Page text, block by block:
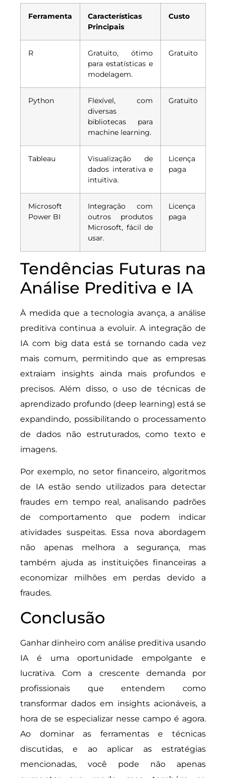
Ferramenta
Características
Principais
Custo
R
Gratuito, ótimo
para estatísticas e
modelagem.
Gratuito
Python
Flexível, com
diversas
bibliotecas para
machine learning.
Gratuito
Tableau
Visualização de
dados interativa e
intuitiva.
Licença
paga
Microsoft
Power BI
Integração com
outros produtos
Microsoft, fácil de
usar.
Licença
paga
Tendências Futuras na
Análise Preditiva e IA
À medida que a tecnologia avança, a análise
preditiva continua a evoluir. A integração de
IA com big data está se tornando cada vez
mais comum, permitindo que as empresas
extraiam insights ainda mais profundos e
precisos. Além disso, o uso de técnicas de
aprendizado profundo (deep learning) está se
expandindo, possibilitando o processamento
de dados não estruturados, como texto e
imagens.
Por exemplo, no setor financeiro, algoritmos
de IA estão sendo utilizados para detectar
fraudes em tempo real, analisando padrões
de comportamento que podem indicar
atividades suspeitas. Essa nova abordagem
não apenas melhora a segurança, mas
também ajuda as instituições financeiras a
economizar milhões em perdas devido a
fraudes.
Conclusão
Ganhar dinheiro com análise preditiva usando
IA é uma oportunidade empolgante e
lucrativa. Com a crescente demanda por
profissionais que entendem como
transformar dados em insights acionáveis, a
hora de se especializar nesse campo é agora.
Ao dominar as ferramentas e técnicas
discutidas, e ao aplicar as estratégias
mencionadas, você pode não apenas